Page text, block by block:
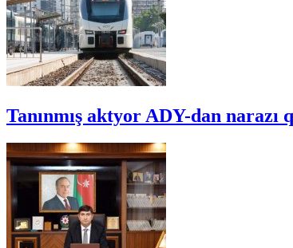
Tanınmış aktyor ADY-dan narazı